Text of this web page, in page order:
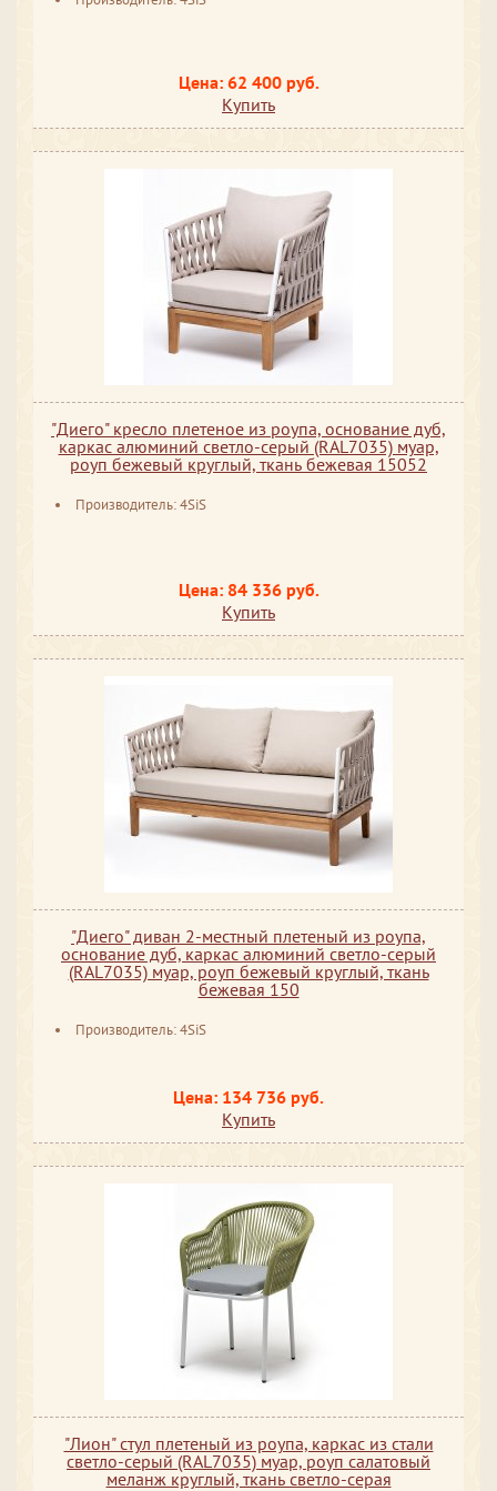
Цена: 62 400 руб.
Купить
"Диего" кресло плетеное из роупа, основание дуб,
каркас алюминий светло-серый (RAL7035) муар,
роуп бежевый круглый, ткань бежевая 15052
Производитель: 4SiS
Цена: 84 336 руб.
Купить
"Диего" диван 2-местный плетеный из роупа,
основание дуб, каркас алюминий светло-серый
(RAL7035) муар, роуп бежевый круглый, ткань
бежевая 150
Производитель: 4SiS
Цена: 134 736 руб.
Купить
"Лион" стул плетеный из роупа, каркас из стали
светло-серый (RAL7035) муар, роуп салатовый
меланж круглый, ткань светло-серая